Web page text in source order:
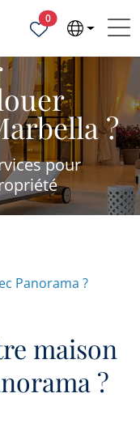
0Propriétés
?
pour
Panorama ?
maison
?